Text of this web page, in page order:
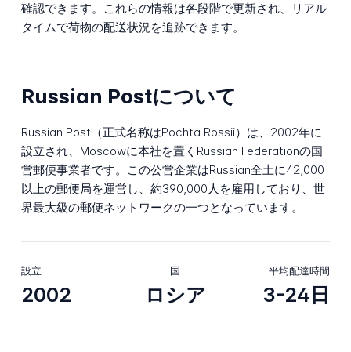
確認できます。これらの情報は各段階で更新され、リアル
タイムで荷物の配送状況を追跡できます。
Russian Postについて
Russian Post（正式名称はPochta Rossii）は、2002年に
設立され、Moscowに本社を置くRussian Federationの国
営郵便事業者です。この公営企業はRussian全土に42,000
以上の郵便局を運営し、約390,000人を雇用しており、世
界最大級の郵便ネットワークの一つとなっています。
設立
2002
国
ロシア
平均配達時間
3-24日